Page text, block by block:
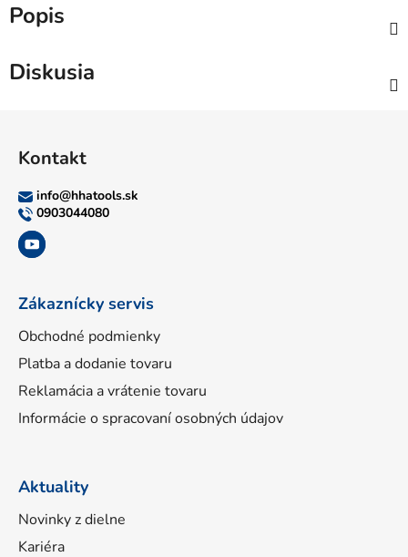
Popis
Diskusia
Kontakt
info@hhatools.sk
0903044080
Zákaznícky servis
Obchodné podmienky
Platba a dodanie tovaru
Reklamácia a vrátenie tovaru
Informácie o spracovaní osobných údajov
Aktuality
Novinky z dielne
Kariéra